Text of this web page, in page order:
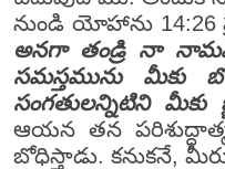
నుండి యోహాను 14:26
అనగా తండ్రి నా
సమస్తమును మీకు
సంగతులన్నిటిని మీకు
ఆయన తన
బోధిస్తాడు. కనుకనే,